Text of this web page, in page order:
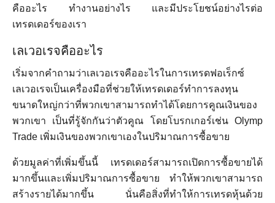
คืออะไร ทำงานอย่างไร และมีประโยชน์อย่างไรต่อ
เทรดเดอร์ของเรา
เลเวอเรจคืออะไร
เริ่มจากคำถามว่าเลเวอเรจคืออะไรในการเทรดฟอเร็กซ์
เลเวอเรจเป็นเครื่องมือที่ช่วยให้เทรดเดอร์ทำการลงทุน
ขนาดใหญ่กว่าที่พวกเขาสามารถทำได้โดยการคูณเงินของ
พวกเขา เป็นที่รู้จักกันว่าตัวคูณ โดยโบรกเกอร์เช่น Olymp
Trade เพิ่มเงินของพวกเขาเองในปริมาณการซื้อขาย
ด้วยมูลค่าที่เพิ่มขึ้นนี้ เทรดเดอร์สามารถเปิดการซื้อขายได้
มากขึ้นและเพิ่มปริมาณการซื้อขาย ทำให้พวกเขาสามารถ
สร้างรายได้มากขึ้น นั่นคือสิ่งที่ทำให้การเทรดหุ้นด้วย